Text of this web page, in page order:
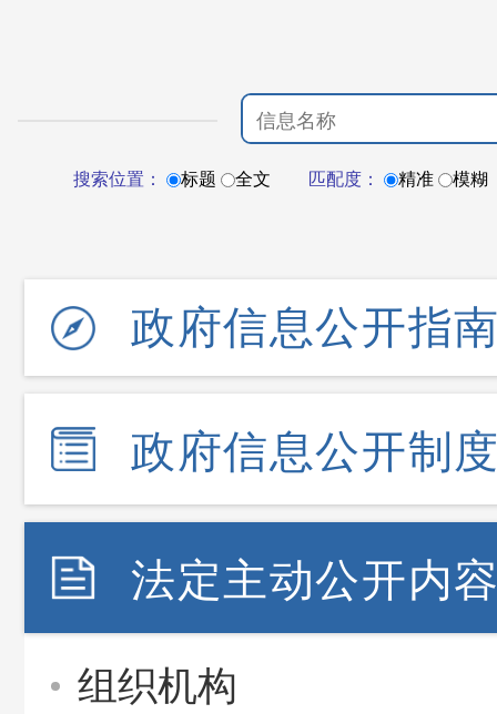
搜索位置： 标题 全文 匹配度： 精准 模糊
政府信息公开指
政府信息公开制
法定主动公开内
组织机构